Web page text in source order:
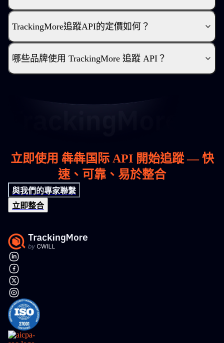
TrackingMore追蹤API的定價如何？
哪些品牌使用 TrackingMore 追蹤 API？
立即使用 犇犇国际 API 開始追蹤 — 快
速、可靠、易於整合
與我們的專家聯繫
立即整合